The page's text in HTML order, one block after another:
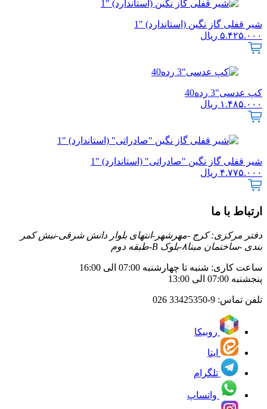
شیر قفلی گاز نگین (استاندارد) "1
۵.۴۲۵.۰۰۰ ریال
کپ عدسی"3 رده40
۱.۴۸۵.۰۰۰ ریال
شیر قفلی گاز نگین "صادراتی" (استاندارد) "1
۴.۷۷۵.۰۰۰ ریال
ارتباط با ما
دفتر مرکزی: کرج -مهرشهر-انتهای بلوار دانش شرقی-نبش کمر
بندی -ساختمان مبنا۸-بلوک B-طبقه دوم
ساعت کاری: شنبه تا چهارشنبه 07:00 الی 16:00
پنجشنبه 07:00 الی 13:00
تلفن تماس: 33425350-9 026
روبیکا
ایتا
تلگرام
واتساپ